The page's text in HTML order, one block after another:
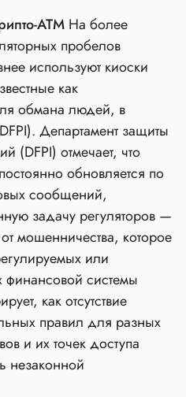
АТМ На более
пробелов
используют киоски
как
обмана людей, в
Департамент защиты
(DFPI) отмечает, что
обновляется по
сообщений,
задачу регуляторов —
мошенничества, которое
или
финансовой системы
как отсутствие
правил для разных
и их точек доступа
незаконной